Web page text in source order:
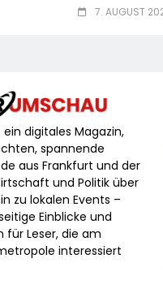
7. AUGUST
digitales Magazin,
spannende
aus Frankfurt und der
und Politik über
zu lokalen Events –
Einblicke und
Leser, die am
interessiert